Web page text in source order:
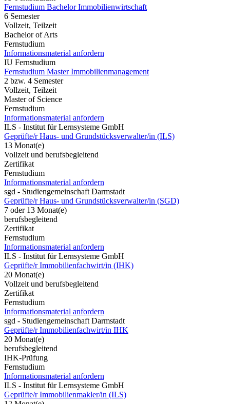
Fernstudium Bachelor Immobilienwirtschaft
6 Semester
Vollzeit, Teilzeit
Bachelor of Arts
Fernstudium
Informationsmaterial anfordern
IU Fernstudium
Fernstudium Master Immobilienmanagement
2 bzw. 4 Semester
Vollzeit, Teilzeit
Master of Science
Fernstudium
Informationsmaterial anfordern
ILS - Institut für Lernsysteme GmbH
Geprüfte/r Haus- und Grundstücksverwalter/in (ILS)
13 Monat(e)
Vollzeit und berufsbegleitend
Zertifikat
Fernstudium
Informationsmaterial anfordern
sgd - Studiengemeinschaft Darmstadt
Geprüfte/r Haus- und Grundstücksverwalter/in (SGD)
7 oder 13 Monat(e)
berufsbegleitend
Zertifikat
Fernstudium
Informationsmaterial anfordern
ILS - Institut für Lernsysteme GmbH
Geprüfte/r Immobilienfachwirt/in (IHK)
20 Monat(e)
Vollzeit und berufsbegleitend
Zertifikat
Fernstudium
Informationsmaterial anfordern
sgd - Studiengemeinschaft Darmstadt
Geprüfte/r Immobilienfachwirt/in IHK
20 Monat(e)
berufsbegleitend
IHK-Prüfung
Fernstudium
Informationsmaterial anfordern
ILS - Institut für Lernsysteme GmbH
Geprüfte/r Immobilienmakler/in (ILS)